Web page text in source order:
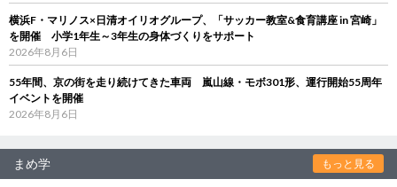
横浜F・マリノス×日清オイリオグループ、「サッカー教室&食育講座 in 宮崎」
を開催 小学1年生～3年生の身体づくりをサポート
2026年8月6日
55年間、京の街を走り続けてきた車両 嵐山線・モボ301形、運行開始55周年
イベントを開催
2026年8月6日
まめ学 もっと見る